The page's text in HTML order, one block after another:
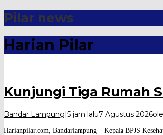
Pilar news
Harian Pilar
Kunjungi Tiga Rumah
Bandar Lampung 5 jam lalu7 Agustus 2026
Harianpilar.com, Bandarlampung – Kepala BPJS